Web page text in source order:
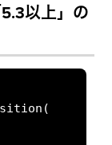
以上」の
(